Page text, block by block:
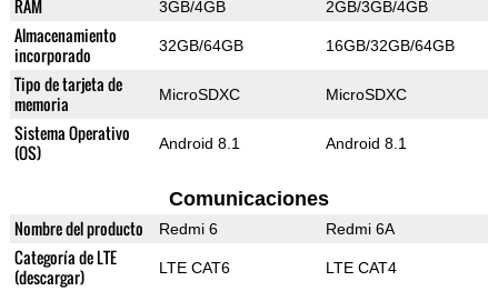
RAM 3GB/4GB 2GB/3GB/4GB
Almacenamiento
incorporado
32GB/64GB 16GB/32GB/64GB
Tipo de tarjeta de
memoria
MicroSDXC MicroSDXC
Sistema Operativo
(OS)
Android 8.1 Android 8.1
Comunicaciones
Nombre del producto Redmi 6 Redmi 6A
Categoría de LTE
(descargar)
LTE CAT6 LTE CAT4